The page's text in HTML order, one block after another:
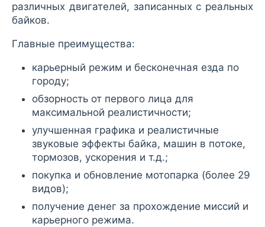
различных двигателей, записанных с реальных
байков.
Главные преимущества:
карьерный режим и бесконечная езда по
городу;
обзорность от первого лица для
максимальной реалистичности;
улучшенная графика и реалистичные
звуковые эффекты байка, машин в потоке,
тормозов, ускорения и т.д.;
покупка и обновление мотопарка (более 29
видов);
получение денег за прохождение миссий и
карьерного режима.